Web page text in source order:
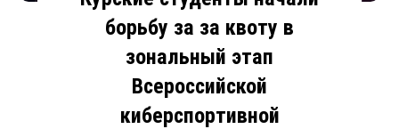
борьбу за за квоту в
зональный этап
Всероссийской
киберспортивной